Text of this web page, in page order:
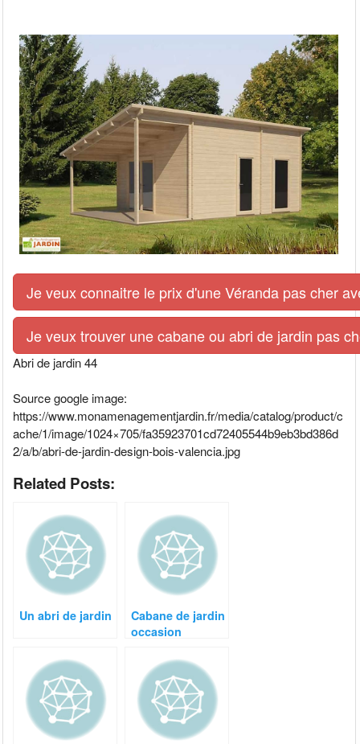
Je veux connaitre le prix d'une Véranda pas cher
Je veux trouver une cabane ou abri de jardin pas
Abri de jardin 44
Source google image:
https://www.monamenagementjardin.fr/media/catalog/product/c
ache/1/image/1024×705/fa35923701cd72405544b9eb3bd386d
2/a/b/abri-de-jardin-design-bois-valencia.jpg
Related Posts:
Un abri de jardin
Cabane de jardin
occasion